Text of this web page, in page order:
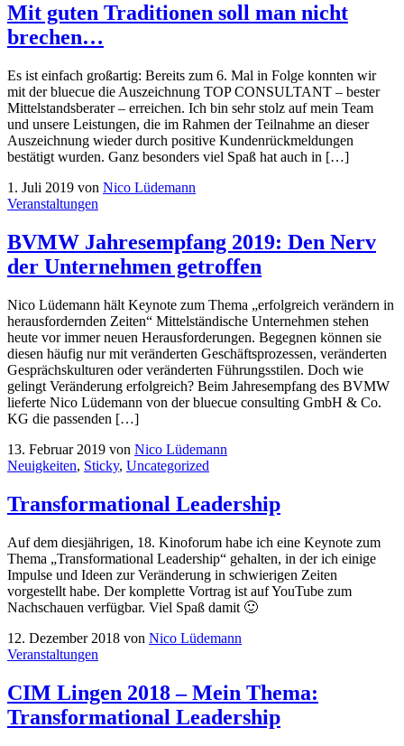
Mit guten Traditionen soll man nicht
brechen…
Es ist einfach großartig: Bereits zum 6. Mal in Folge konnten wir
mit der bluecue die Auszeichnung TOP CONSULTANT – bester
Mittelstandsberater – erreichen. Ich bin sehr stolz auf mein Team
und unsere Leistungen, die im Rahmen der Teilnahme an dieser
Auszeichnung wieder durch positive Kundenrückmeldungen
bestätigt wurden. Ganz besonders viel Spaß hat auch in […]
1. Juli 2019 von Nico Lüdemann
Veranstaltungen
BVMW Jahresempfang 2019: Den Nerv
der Unternehmen getroffen
Nico Lüdemann hält Keynote zum Thema „erfolgreich verändern in
herausfordernden Zeiten“ Mittelständische Unternehmen stehen
heute vor immer neuen Herausforderungen. Begegnen können sie
diesen häufig nur mit veränderten Geschäftsprozessen, veränderten
Gesprächskulturen oder veränderten Führungsstilen. Doch wie
gelingt Veränderung erfolgreich? Beim Jahresempfang des BVMW
lieferte Nico Lüdemann von der bluecue consulting GmbH & Co.
KG die passenden […]
13. Februar 2019 von Nico Lüdemann
Neuigkeiten, Sticky, Uncategorized
Transformational Leadership
Auf dem diesjährigen, 18. Kinoforum habe ich eine Keynote zum
Thema „Transformational Leadership“ gehalten, in der ich einige
Impulse und Ideen zur Veränderung in schwierigen Zeiten
vorgestellt habe. Der komplette Vortrag ist auf YouTube zum
Nachschauen verfügbar. Viel Spaß damit 🙂
12. Dezember 2018 von Nico Lüdemann
Veranstaltungen
CIM Lingen 2018 – Mein Thema:
Transformational Leadership